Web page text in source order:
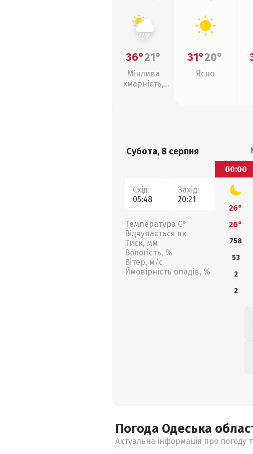
36°21°
Мінлива
хмарність,
31°20°
Ясно
Субота, 8 серпня
Схід:
05:48
Захід:
20:21
Температура С°
Відчувається як
Тиск, мм
Вологість, %
Вітер, м/с
Ймовірність опадів, %
00:00
26°
26°
758
53
2
2
Погода Одеська
Актуальна інформація про погоду